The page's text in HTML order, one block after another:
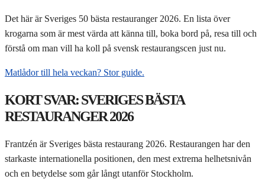
Det här är Sveriges 50 bästa restauranger 2026. En lista över
krogarna som är mest värda att känna till, boka bord på, resa till och
förstå om man vill ha koll på svensk restaurangscen just nu.
Matlådor till hela veckan? Stor guide.
KORT SVAR: SVERIGES BÄSTA
RESTAURANGER 2026
Frantzén är Sveriges bästa restaurang 2026. Restaurangen har den
starkaste internationella positionen, den mest extrema helhetsnivån
och en betydelse som går långt utanför Stockholm.